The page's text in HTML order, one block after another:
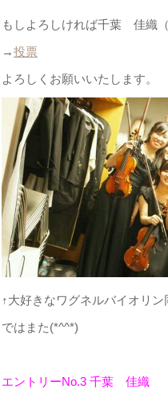
もしよろしければ千葉 佳織
→投票
よろしくお願いいたします。
↑大好きなワグネルバイオリ
ではまた(*^^*)
エントリーNo.3 千葉 佳織